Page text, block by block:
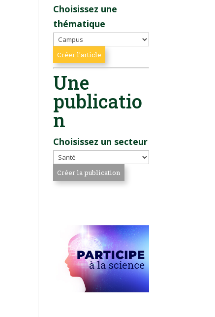
Choisissez une
thématique
Une
publicatio
n
Choisissez un secteur